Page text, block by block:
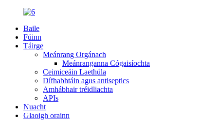
Baile
Fúinn
Táirge
Meánrang Orgánach
Meánranganna Cógaisíochta
Ceimiceáin Laethúla
Dífhabhtáin agus antiseptics
Amhábhair tréidliachta
APIs
Nuacht
Glaoigh orainn